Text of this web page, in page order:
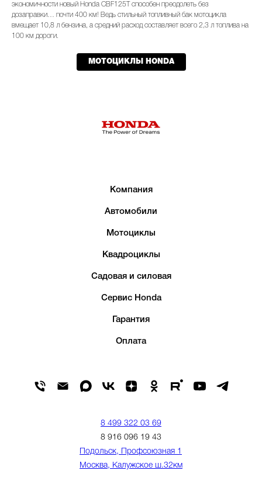
экономичности новый Honda CBF125T способен преодолеть без
дозаправки… почти 400 км! Ведь стильный топливный бак мотоцикла
вмещает 10,8 л бензина, а средний расход составляет всего 2,3 л топлива на
100 км дороги.
МОТОЦИКЛЫ HONDA
Компания
Автомобили
Мотоциклы
Квадроциклы
Садовая и силовая
Сервис Honda
Гарантия
Оплата
8 499 322 03 69
8 916 096 19 43
Подольск, Профсоюзная 1
Москва, Калужское ш.32км